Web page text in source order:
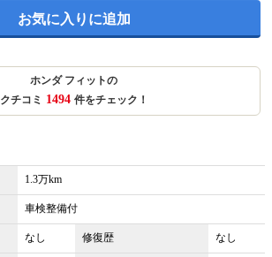
お気に入りに追加
ホンダ フィットの
クチコミ 1494 件をチェック！
1.3万km
車検整備付
なし 修復歴 なし